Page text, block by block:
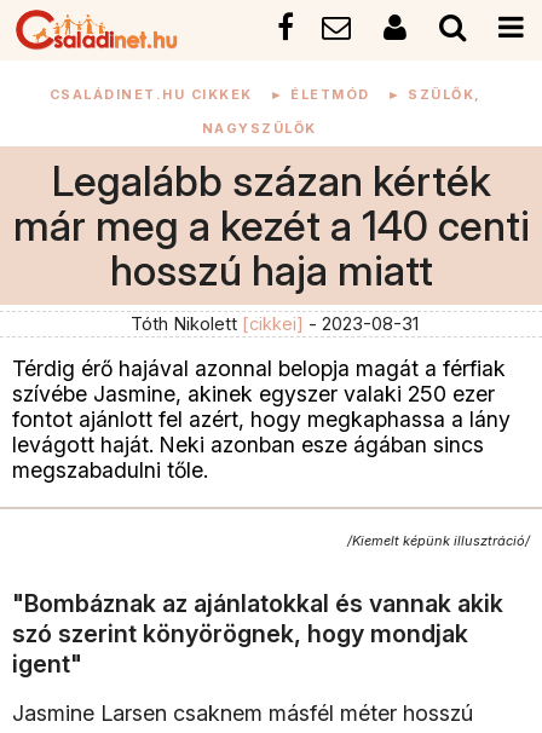
CSALÁDINET.HU CIKKEK ► ÉLETMÓD ► SZÜLŐK,
NAGYSZÜLŐK
Legalább százan kérték
már meg a kezét a 140 centi
hosszú haja miatt
Tóth Nikolett [cikkei] - 2023-08-31
Térdig érő hajával azonnal belopja magát a férfiak
szívébe Jasmine, akinek egyszer valaki 250 ezer
fontot ajánlott fel azért, hogy megkaphassa a lány
levágott haját. Neki azonban esze ágában sincs
megszabadulni tőle.
/Kiemelt képünk illusztráció/
"Bombáznak az ajánlatokkal és vannak akik
szó szerint könyörögnek, hogy mondjak
igent"
Jasmine Larsen csaknem másfél méter hosszú